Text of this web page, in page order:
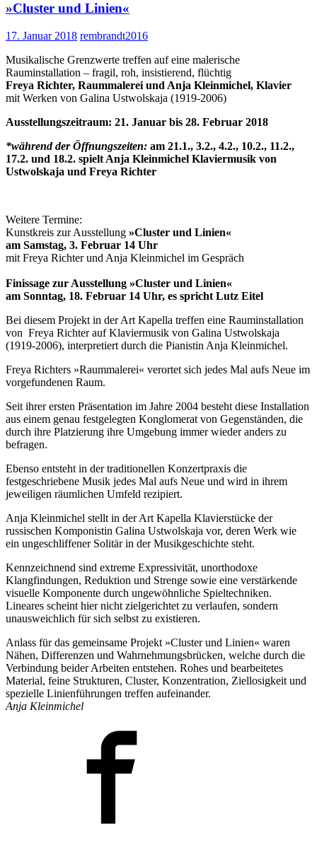
»Cluster und Linien«
17. Januar 2018 rembrandt2016
Musikalische Grenzwerte treffen auf eine malerische
Rauminstallation – fragil, roh, insistierend, flüchtig
Freya Richter, Raummalerei und Anja Kleinmichel, Klavier
mit Werken von Galina Ustwolskaja (1919-2006)
Ausstellungszeitraum: 21. Januar bis 28. Februar 2018
*während der Öffnungszeiten: am 21.1., 3.2., 4.2., 10.2., 11.2.,
17.2. und 18.2. spielt Anja Kleinmichel Klaviermusik von
Ustwolskaja und Freya Richter
Weitere Termine:
Kunstkreis zur Ausstellung »Cluster und Linien«
am Samstag, 3. Februar 14 Uhr
mit Freya Richter und Anja Kleinmichel im Gespräch
Finissage zur Ausstellung »Cluster und Linien«
am Sonntag, 18. Februar 14 Uhr, es spricht Lutz Eitel
Bei diesem Projekt in der Art Kapella treffen eine Rauminstallation
von Freya Richter auf Klaviermusik von Galina Ustwolskaja
(1919-2006), interpretiert durch die Pianistin Anja Kleinmichel.
Freya Richters »Raummalerei« verortet sich jedes Mal aufs Neue im
vorgefundenen Raum.
Seit ihrer ersten Präsentation im Jahre 2004 besteht diese Installation
aus einem genau festgelegten Konglomerat von Gegenständen, die
durch ihre Platzierung ihre Umgebung immer wieder anders zu
befragen.
Ebenso entsteht in der traditionellen Konzertpraxis die
festgeschriebene Musik jedes Mal aufs Neue und wird in ihrem
jeweiligen räumlichen Umfeld rezipiert.
Anja Kleinmichel stellt in der Art Kapella Klavierstücke der
russischen Komponistin Galina Ustwolskaja vor, deren Werk wie
ein ungeschliffener Solitär in der Musikgeschichte steht.
Kennzeichnend sind extreme Expressivität, unorthodoxe
Klangfindungen, Reduktion und Strenge sowie eine verstärkende
visuelle Komponente durch ungewöhnliche Spieltechniken.
Lineares scheint hier nicht zielgerichtet zu verlaufen, sondern
unausweichlich für sich selbst zu existieren.
Anlass für das gemeinsame Projekt »Cluster und Linien« waren
Nähen, Differenzen und Wahrnehmungsbrücken, welche durch die
Verbindung beider Arbeiten entstehen. Rohes und bearbeitetes
Material, feine Strukturen, Cluster, Konzentration, Ziellosigkeit und
spezielle Linienführungen treffen aufeinander.
Anja Kleinmichel